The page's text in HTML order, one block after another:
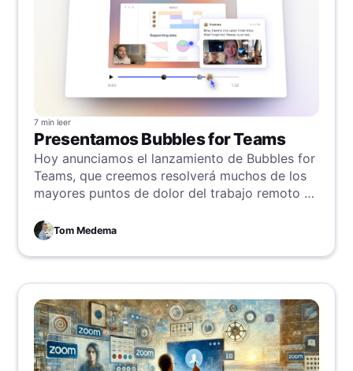
7 min leer
Presentamos Bubbles for Teams
Hoy anunciamos el lanzamiento de Bubbles for
Teams, que creemos resolverá muchos de los
mayores puntos de dolor del trabajo remoto y
los equipos en todo el mundo.
Tom Medema